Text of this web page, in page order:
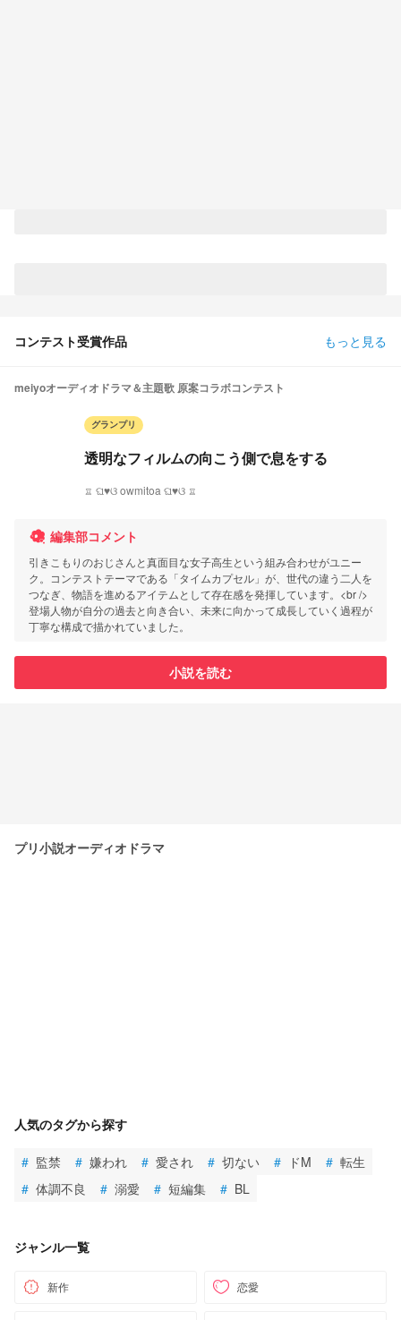
コンテスト受賞作品 もっと見る
meiyoオーディオドラマ＆主題歌 原案コラボコンテスト
グランプリ
透明なフィルムの向こう側で息をする
♖ ଘ♥ଓ owmitoa ଘ♥ଓ ♖
編集部コメント
引きこもりのおじさんと真面目な女子高生という組み合わせがユニー
ク。コンテストテーマである「タイムカプセル」が、世代の違う二人を
つなぎ、物語を進めるアイテムとして存在感を発揮しています。<br />
登場人物が自分の過去と向き合い、未来に向かって成長していく過程が
丁寧な構成で描かれていました。
小説を読む
プリ小説オーディオドラマ
人気のタグから探す
# 監禁 # 嫌われ # 愛され # 切ない # ドM # 転生
# 体調不良 # 溺愛 # 短編集 # BL
ジャンル一覧
新作 恋愛